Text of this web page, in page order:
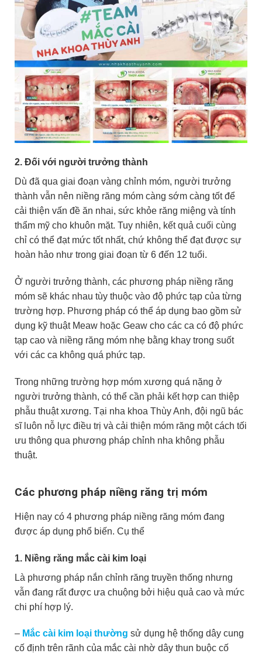
2. Đối với người trưởng thành
Dù đã qua giai đoạn vàng chỉnh móm, người trưởng
thành vẫn nên niềng răng móm càng sớm càng tốt để
cải thiện vấn đề ăn nhai, sức khỏe răng miệng và tính
thẩm mỹ cho khuôn mặt. Tuy nhiên, kết quả cuối cùng
chỉ có thể đạt mức tốt nhất, chứ không thể đạt được sự
hoàn hảo như trong giai đoạn từ 6 đến 12 tuổi.
Ở người trưởng thành, các phương pháp niềng răng
móm sẽ khác nhau tùy thuộc vào độ phức tạp của từng
trường hợp. Phương pháp có thể áp dụng bao gồm sử
dụng kỹ thuật Meaw hoặc Geaw cho các ca có độ phức
tạp cao và niềng răng móm nhẹ bằng khay trong suốt
với các ca không quá phức tạp.
Trong những trường hợp móm xương quá nặng ở
người trưởng thành, có thể cần phải kết hợp can thiệp
phẫu thuật xương. Tại nha khoa Thùy Anh, đội ngũ bác
sĩ luôn nỗ lực điều trị và cải thiện móm răng một cách tối
ưu thông qua phương pháp chỉnh nha không phẫu
thuật.
Các phương pháp niềng răng trị móm
Hiện nay có 4 phương pháp niềng răng móm đang
được áp dụng phổ biến. Cụ thể
1. Niềng răng mắc cài kim loại
Là phương pháp nắn chỉnh răng truyền thống nhưng
vẫn đang rất được ưa chuộng bởi hiệu quả cao và mức
chi phí hợp lý.
– Mắc cài kim loại thường sử dụng hệ thống dây cung
cố định trên rãnh của mắc cài nhờ dây thun buộc cố